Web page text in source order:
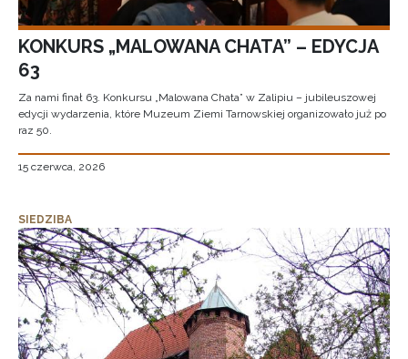
KONKURS „MALOWANA CHATA” – EDYCJA
63
Za nami finał 63. Konkursu „Malowana Chata” w Zalipiu – jubileuszowej
edycji wydarzenia, które Muzeum Ziemi Tarnowskiej organizowało już po
raz 50.
15 czerwca, 2026
SIEDZIBA